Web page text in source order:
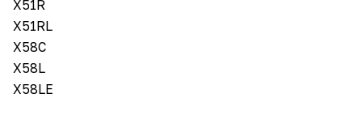
X51R
X51RL
X58C
X58L
X58LE